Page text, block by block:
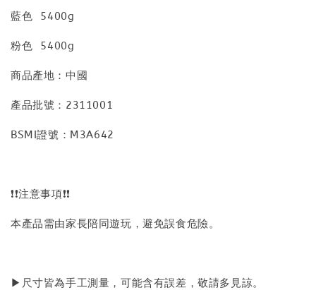
藍色 5400g
粉色 5400g
商品產地：中國
產品批號：2311001
BSMI證號：M3A642
❗❗注意事項❗❗
本產品需由家長陪同遊玩，避免誤食危險。
▶尺寸皆為手工測量，可能含有誤差，敬請多見諒。